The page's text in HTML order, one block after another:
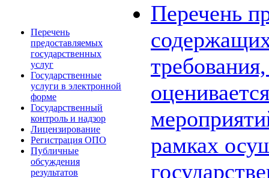
Перечень
предоставляемых
государственных
услуг
Государственные
услуги в электронной
форме
Государственный
контроль и надзор
Лицензирование
Регистрация ОПО
Публичные
обсуждения
результатов
Перечень
рамках